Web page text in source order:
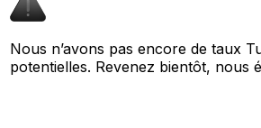
Nous n’avons pas encore de taux
potentielles. Revenez bientôt,